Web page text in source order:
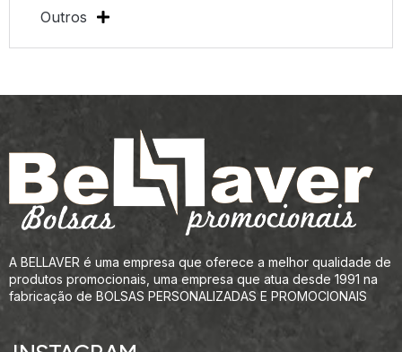
Outros
A BELLAVER é uma empresa que oferece a melhor qualidade de
produtos promocionais, uma empresa que atua desde 1991 na
fabricação de BOLSAS PERSONALIZADAS E PROMOCIONAIS